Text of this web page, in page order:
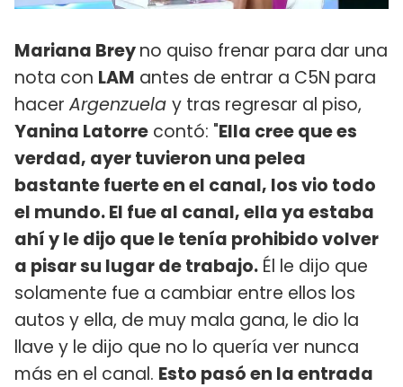
Mariana Breyno quiso frenar para dar una
nota con LAM antes de entrar a C5N para
hacerArgenzuela y tras regresar al piso,
Yanina Latorre contó: "Ella cree que es
verdad, ayer tuvieron una pelea
bastante fuerte en el canal, los vio todo
el mundo. El fue al canal, ella ya estaba
ahí y le dijo que le tenía prohibido volver
a pisar su lugar de trabajo. Él le dijo que
solamente fue a cambiar entre ellos los
autos y ella, de muy mala gana, le dio la
llave y le dijo que no lo quería ver nunca
más en el canal. Esto pasó en la entrada